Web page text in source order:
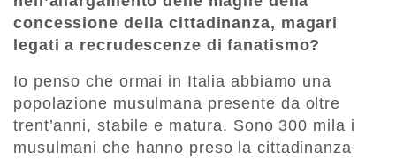
concessione della cittadinanza, magari
legati a recrudescenze di fanatismo?
Io penso che ormai in Italia abbiamo una
popolazione musulmana presente da oltre
trent’anni, stabile e matura. Sono 300 mila i
musulmani che hanno preso la cittadinanza